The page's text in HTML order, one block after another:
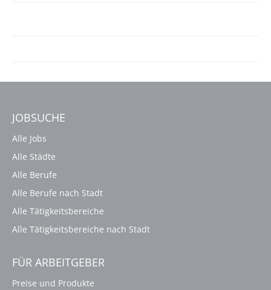
JOBSUCHE
Alle Jobs
Alle Städte
Alle Berufe
Alle Berufe nach Stadt
Alle Tätigkeitsbereiche
Alle Tätigkeitsbereiche nach Stadt
FÜR ARBEITGEBER
Preise und Produkte